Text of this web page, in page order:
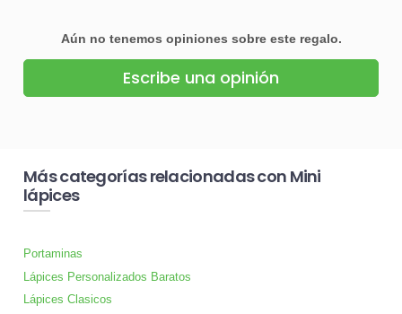
Aún no tenemos opiniones sobre este regalo.
Escribe una opinión
Más categorías relacionadas con Mini
lápices
Portaminas
Lápices Personalizados Baratos
Lápices Clasicos